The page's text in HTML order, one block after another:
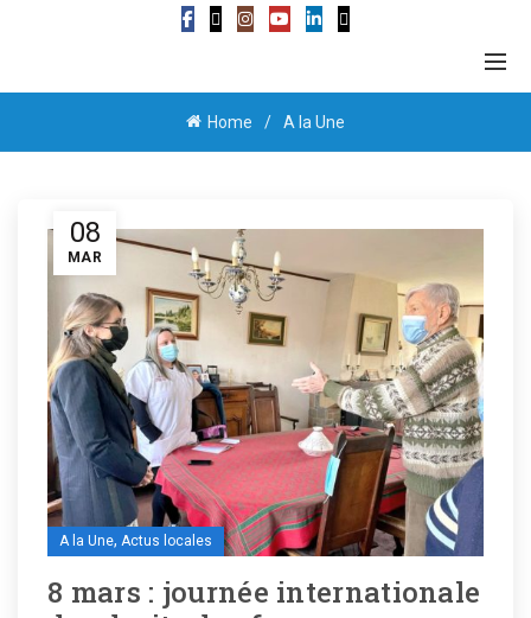
Home A la Une
08
MAR
A la Une, Actus locales
8 mars : journée internationale